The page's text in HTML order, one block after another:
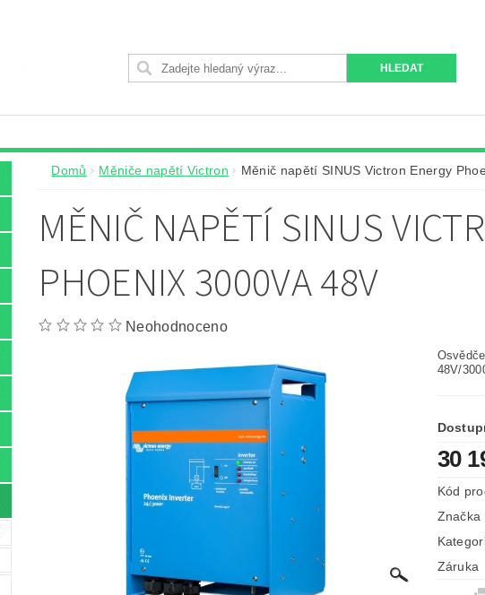
Domů Měniče napětí Victron Měnič napětí SINUS Victron Energy
MĚNIČ NAPĚTÍ SINUS
PHOENIX 3000VA 48V
Neohodnoceno
48V/
30
Kód
Značka
Záruka